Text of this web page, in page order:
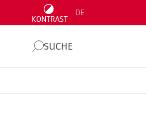
KONTRAST
DE
SUCHE